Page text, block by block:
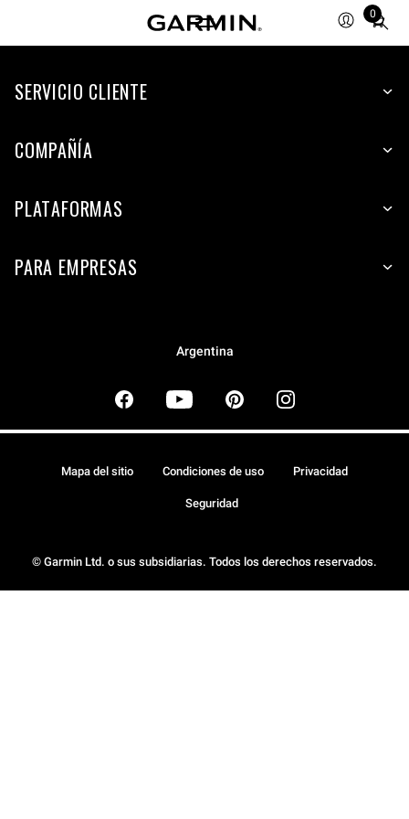
0
Total
items
cart:
SERVICIO CLIENTE
COMPAÑÍA
PLATAFORMAS
PARA EMPRESAS
Argentina
© Garmin Ltd. o sus subsidiarias. Todos los derechos reservados.
Mapa del sitio Condiciones de uso Privacidad
Seguridad